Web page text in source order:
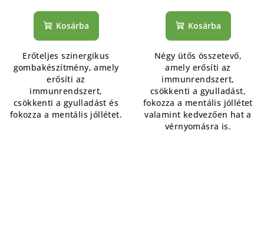
Kosárba
Erőteljes szinergikus
gombakészítmény, amely
erősíti az
immunrendszert,
csökkenti a gyulladást és
fokozza a mentális jóllétet.
Kosárba
Négy ütős összetevő,
amely erősíti az
immunrendszert,
csökkenti a gyulladást,
fokozza a mentális jóllétet
valamint kedvezően hat a
vérnyomásra is.